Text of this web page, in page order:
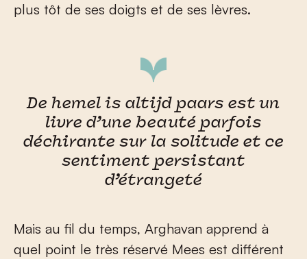
plus tôt de ses doigts et de ses lèvres.
De hemel is altijd paars est un
livre d’une beauté parfois
déchirante sur la solitude et ce
sentiment persistant
d’étrangeté
Mais au fil du temps, Arghavan apprend à
quel point le très réservé Mees est différent